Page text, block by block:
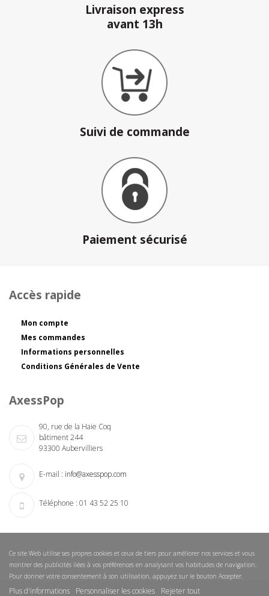
Livraison express
avant 13h
Suivi de commande
Paiement sécurisé
Accès rapide
Mon compte
Mes commandes
Informations personnelles
Conditions Générales de Vente
AxessPop
90, rue de la Haie Coq
bâtiment 244
93300 Aubervilliers
E-mail : info@axesspop.com
Téléphone : 01 43 52 25 10
Ce site Web utilise ses propres cookies et ceux de tiers pour améliorer nos services et vous
montrer des publicités liées à vos préférences en analysant vos habitudes de navigation.
Pour donner votre consentement à son utilisation, appuyez sur le bouton Accepter.
Plus d'informations Personnaliser les cookies Rejeter tout